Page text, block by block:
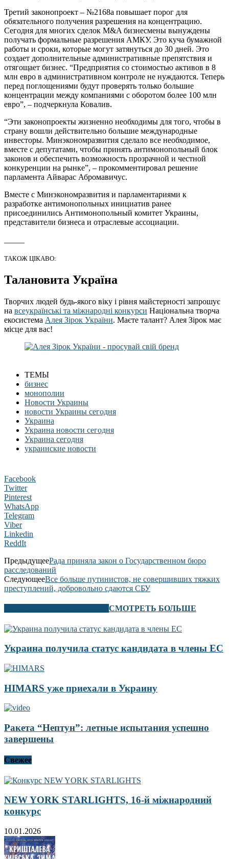
Третий законопроект – №2168а повышает порог для
обязательного получения разрешения на концентрацию.
Сегодня для многих сделок M&A бизнесмены вынуждены
получать формальные разрешения АМКУ. Это куча бумажной
работы и сроки, которые могут затянуться до 30 дней. Это
создает дополнительные административные препятствия и
отягощает бизнес. “Предприятия со стоимостью активов в 8
млн евро в административном контроле не нуждаются. Теперь
перед поглощениями будут проверять только большие
концентрации между компаниями с оборотом более 100 млн
евро”, – подчеркнула Ковалив.
“Эти законопроекты жизненно необходимы для того, чтобы в
страну вошли действительно большие международные
инвесторы. Минэкономразвития сделало все необходимое,
вместе с депутатами, чтобы принять антимонопольный блок
законов и обеспечить возможность прозрачной и честной
конкуренции на рынке”, – прокомментировал решение
парламента Айварас Абромавичус.
Вместе с Минэкономразвития и парламентариями к
разработке антимонопольных инициатив ранее
присоединились Антимонопольный комитет Украины,
представители бизнеса и отраслевые ассоциации.
ТАКОЖ ЦІКАВО:
Талановита Україна
Творчих людей будь-якого віку і рівня майстерності запрошує
на всеукраїнські та міжнародні конкурси Національна творча
екосистема Алея Зірок України. Маєте талант? Алея Зірок має
місце для вас!
ТЕМЫ
бизнес
монополии
Новости Украины
новости Украины сегодня
Украина
Украина новости сегодня
Украина сегодня
украинские новости
Facebook
Twitter
Pinterest
WhatsApp
Telegram
Viber
Linkedin
ReddIt
ПредыдущееРада приняла закон о Государственном бюро
расследований
СледующееВсе больше путинистов, не совершивших тяжких
преступлений, добровольно сдаются СБУ
СМОТРЕТЬ БОЛЬШЕ
Украина получила статус кандидата в члены ЕС
HIMARS уже приехали в Украину
Ракета “Нептун”: летные испытания успешно
завершены
Свежее
NEW YORK STARLIGHTS, 16-й міжнародний
конкурс
10.01.2026